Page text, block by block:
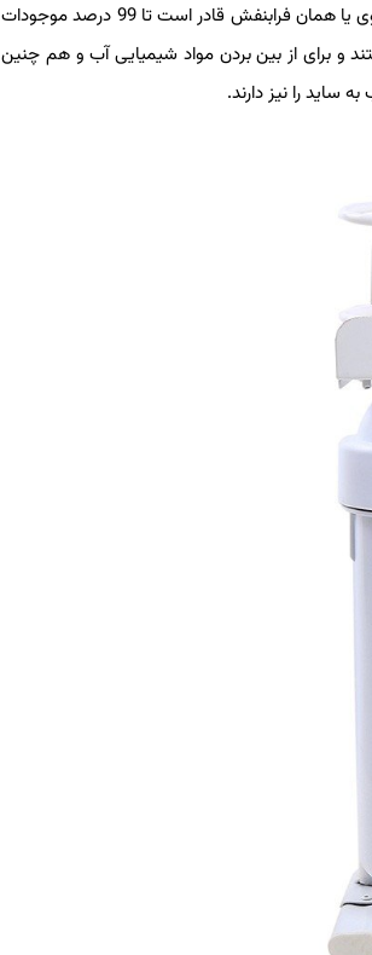
را یونیزه می کند و خواص آنتی اکسیدانی به آن می دهد. دستگاه های فرابتفش با استفاده از فیلتر یو وی یا همان فرابنفش قادر است تا 99 درصد موجودات
و برای از بین بردن مواد شیمیایی آب و هم چنین
ساید را نیز دارند.